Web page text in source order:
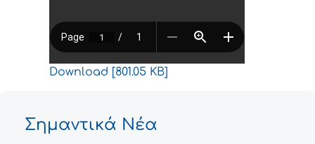
Download [801.05 KB]
Σημαντικά Νέα